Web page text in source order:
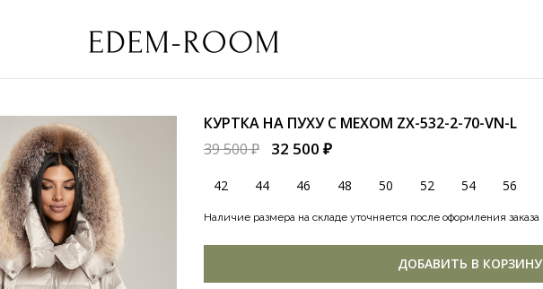
КУРТКА НА ПУХУ С МЕХОМ ZX-532-2-70-VN-L
39 500 ₽
32 500 ₽
42 44 46 48 50 52 54 56
Наличие размера на складе уточняется после оформления заказа
ДОБАВИТЬ В КОРЗИНУ